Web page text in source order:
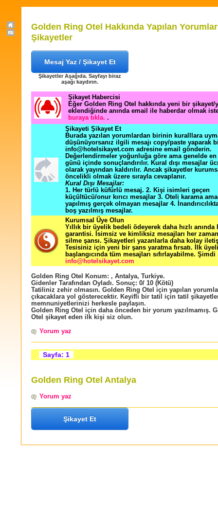
Golden Ring Otel Hakkında Yapılan
Şikayetler
Mesaj Yaz / Şikayet Et
Şikayetler Aşağıda. Sayfayı biraz
aşağı kaydırın.
Şikayet Habercisi
Eğer Golden Ring Otel hakkında yeni bir şikayet/
eklendiğinde anında email ile haberdar olmak
buraya tıkla. .
Şikayeti Şikayet Et
Burada yazılan yorumlardan birinin kuralllara
düşünüyorsanız ilgili mesajı copy/paste yaparak
info@hotelsikayet.com adresine email gönderin.
Değerlendirmeler yoğunluğa göre ama genelde
günü içinde sonuçlandırılır. Kural dışı mesajlar
olarak yayından kaldırılır. Ancak şikayetler
öncelikli olmak üzere sırayla cevaplanır.
Kural Dışı Mesajlar:
1. Her türlü küfürlü mesaj. 2. Kişi isimleri geçen
küçültücü/onur kırıcı mesajlar 3. Oteli karama
yapılmış gerçek olmayan mesajlar 4.
boş yazılmış mesajlar.
Kurumsal Üye Olun
Yıllık bir üyelik bedeli ödeyerek daha hızlı
garantisi. İsimsiz ve kimliksiz mesajları her zaman
silme şansı. Şikayetleri yazanlarla daha kolay
Tesisiniz için yeni bir şans yaratma fırsatı. İlk
başlangıcında tüm mesajları sıfırlayabilme. Şimdi
info@hotelsikayet.com
Golden Ring Otel Konum: , Antalya, Turkiye.
Gidenler Tarafından Oyladı. Sonuç: 0/ 10 (Kötü)
Tatiliniz zehir olmasın. Golden Ring Otel için yapılan
çıkacaklara yol gösterecektir. Keyifli bir tatil için tatil
memnuniyetlerinizi herkesle paylaşın.
Golden Ring Otel için daha önceden bir yorum yazılmamış.
Otel şikayet eden ilk kişi siz olun.
Yorum yaz
Sayfa: 1
Golden Ring Otel Antalya
Yorum yaz
Şikayet Et